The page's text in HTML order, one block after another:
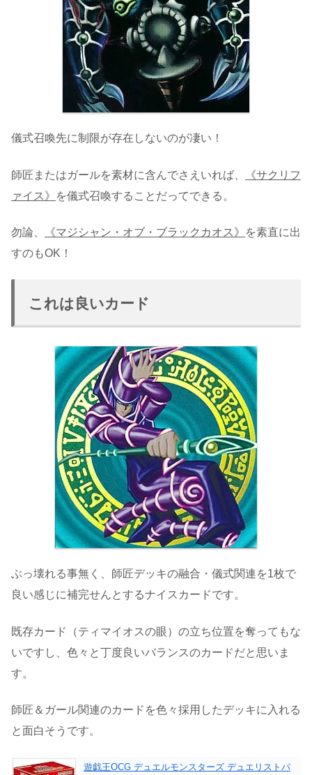
儀式召喚先に制限が存在しないのが凄い！
師匠またはガールを素材に含んでさえいれば、
《サクリフ
ァイス》
を儀式召喚することだってできる。
勿論、 《マジシャン・オブ・ブラックカオス》
を素直に出
すのもOK！
これは良いカード
ぶっ壊れる事無く、師匠デッキの融合・儀式関連を1枚で
良い感じに補完せんとするナイスカードです。
既存カード（ティマイオスの眼）の立ち位置を奪ってもな
いですし、色々と丁度良いバランスのカードだと思いま
す。
師匠＆ガール関連のカードを色々採用したデッキに入れる
と面白そうです。
遊戯王OCG デュエルモンスターズ デュエリストパ